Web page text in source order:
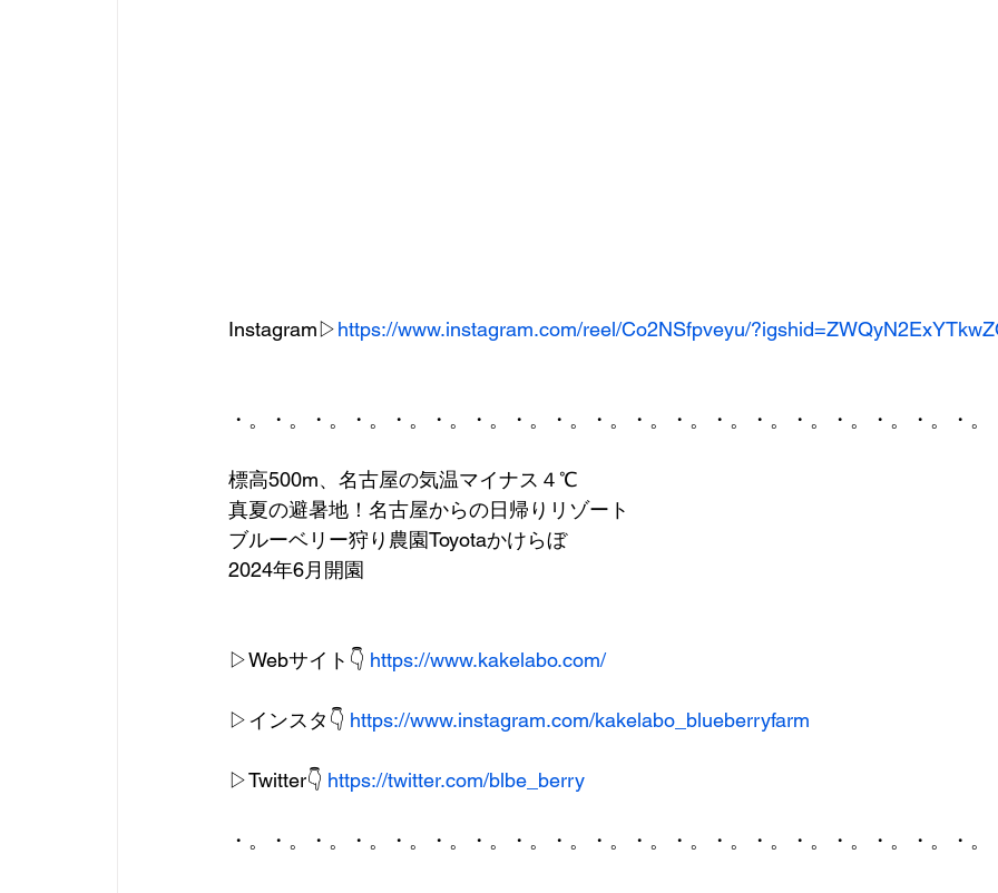
Instagram▷https://www.instagram.com/reel/Co2NSfpveyu/
・。・。・。・。・。・。・。・。・。・。・。・。・。・。・。・。・。・。・。
標高500m、名古屋の気温マイナス４℃
真夏の避暑地！名古屋からの日帰りリゾート
ブルーベリー狩り農園Toyotaかけらぼ
2024年6月開園
▷Webサイト👇 https://www.kakelabo.com/
▷インスタ👇 https://www.instagram.com/kakelabo_blueberryfarm
▷Twitter👇 https://twitter.com/blbe_berry
・。・。・。・。・。・。・。・。・。・。・。・。・。・。・。・。・。・。・。